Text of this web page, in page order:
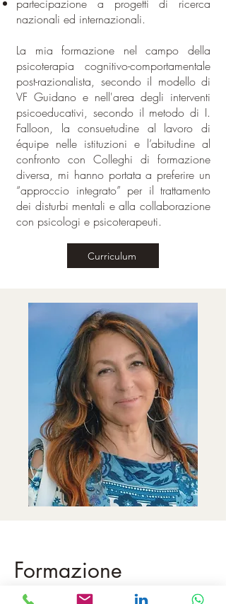
partecipazione a progetti di ricerca
nazionali ed internazionali.
La mia formazione nel campo della
psicoterapia cognitivo-comportamentale
post-razionalista, secondo il modello di
VF Guidano e nell'area degli interventi
psicoeducativi, secondo il metodo di I.
Falloon, la consuetudine al lavoro di
équipe nelle istituzioni e l’abitudine al
confronto con Colleghi di formazione
diversa, mi hanno portata a preferire un
“approccio integrato” per il trattamento
dei disturbi mentali e alla collaborazione
con psicologi e psicoterapeuti.
Curriculum
Formazione